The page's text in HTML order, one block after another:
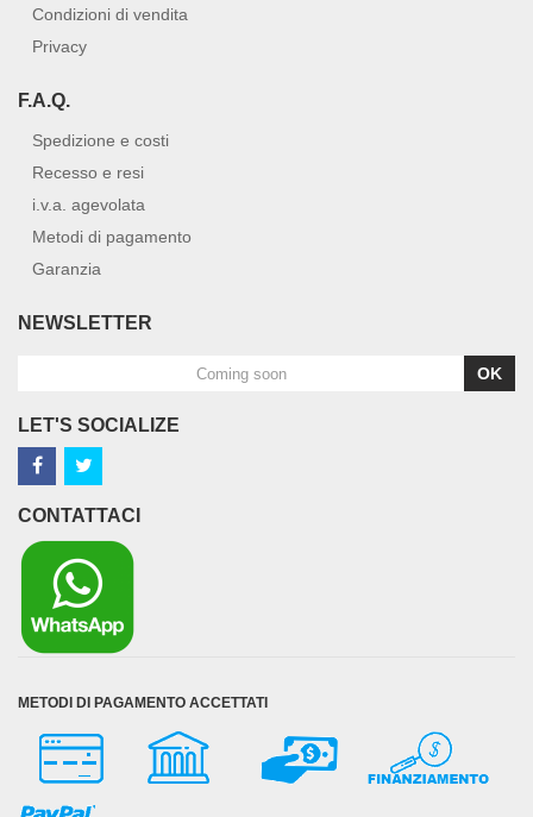
Condizioni di vendita
Privacy
F.A.Q.
Spedizione e costi
Recesso e resi
i.v.a. agevolata
Metodi di pagamento
Garanzia
NEWSLETTER
OK
LET'S SOCIALIZE
CONTATTACI
METODI DI PAGAMENTO ACCETTATI